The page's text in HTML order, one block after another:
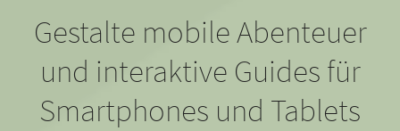
Gestalte mobile Abenteuer
und interaktive Guides für
Smartphones und Tablets